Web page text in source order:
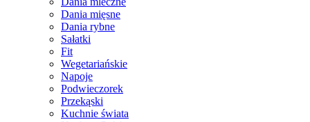
Dania mięsne
Dania rybne
Sałatki
Fit
Wegetariańskie
Napoje
Podwieczorek
Przekąski
Kuchnie świata